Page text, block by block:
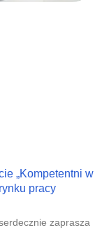
„Kompetentni w
pracy
zaprasza